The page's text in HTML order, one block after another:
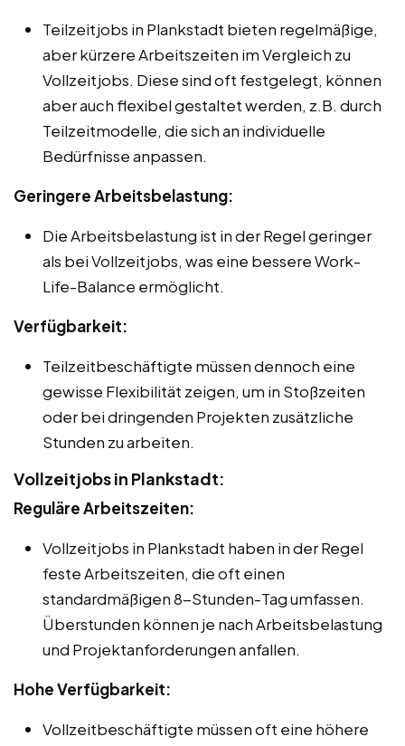
Teilzeitjobs in Plankstadt bieten regelmäßige,
aber kürzere Arbeitszeiten im Vergleich zu
Vollzeitjobs. Diese sind oft festgelegt, können
aber auch flexibel gestaltet werden, z.B. durch
Teilzeitmodelle, die sich an individuelle
Bedürfnisse anpassen.
Geringere Arbeitsbelastung:
Die Arbeitsbelastung ist in der Regel geringer
als bei Vollzeitjobs, was eine bessere Work-
Life-Balance ermöglicht.
Verfügbarkeit:
Teilzeitbeschäftigte müssen dennoch eine
gewisse Flexibilität zeigen, um in Stoßzeiten
oder bei dringenden Projekten zusätzliche
Stunden zu arbeiten.
Vollzeitjobs in Plankstadt:
Reguläre Arbeitszeiten:
Vollzeitjobs in Plankstadt haben in der Regel
feste Arbeitszeiten, die oft einen
standardmäßigen 8-Stunden-Tag umfassen.
Überstunden können je nach Arbeitsbelastung
und Projektanforderungen anfallen.
Hohe Verfügbarkeit:
Vollzeitbeschäftigte müssen oft eine höhere